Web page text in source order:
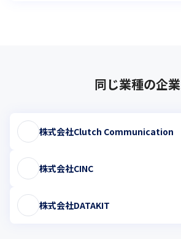
同じ業種の企業
株式会社Clutch Communication
株式会社CINC
株式会社DATAKIT